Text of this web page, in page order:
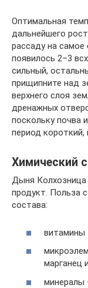
Оптимальная
дальнейшего
рассаду на самое
появилось 2–3
сильный,
прищипните над
верхнего слоя
дренажных
поскольку почва
период
Химический
Дыня Колхозница
продукт. Польза
состава:
витамины
марганец
минералы